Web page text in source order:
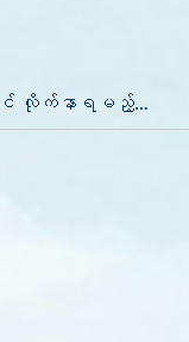
ကစားရာတွင် လိုက်နာရမည့်အချက်များ